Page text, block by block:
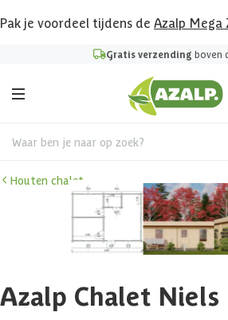
Pak je voordeel tijdens de Azalp Mega
Gratis verzending boven
Waar ben je naar op zoek?
Houten chalet
Azalp Chalet Niels